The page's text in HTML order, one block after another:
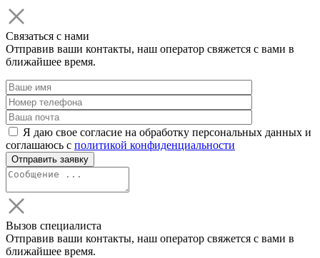
Связаться с нами
Отправив ваши контакты, наш оператор свяжется с вами в
ближайшее время.
Я даю свое согласие на обработку персональных данных и
соглашаюсь с политикой конфиденциальности
Вызов специалиста
Отправив ваши контакты, наш оператор свяжется с вами в
ближайшее время.